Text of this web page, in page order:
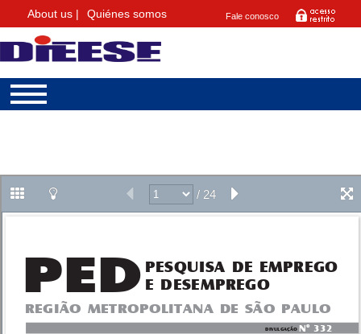
About us | Quiénes somos Fale conosco